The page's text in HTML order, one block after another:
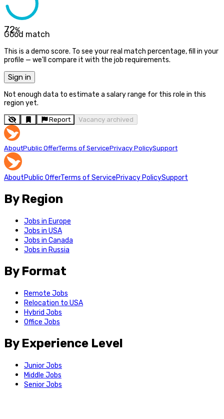
72%
Good match
This is a demo score. To see your real match percentage, fill in your
profile — we'll compare it with the job requirements.
Sign in
Not enough data to estimate a salary range for this role in this
region yet.
Report Vacancy archived
AboutPublic OfferTerms of ServicePrivacy PolicySupport
AboutPublic OfferTerms of ServicePrivacy PolicySupport
By Region
Jobs in Europe
Jobs in USA
Jobs in Canada
Jobs in Russia
By Format
Remote Jobs
Relocation to USA
Hybrid Jobs
Office Jobs
By Experience Level
Junior Jobs
Middle Jobs
Senior Jobs